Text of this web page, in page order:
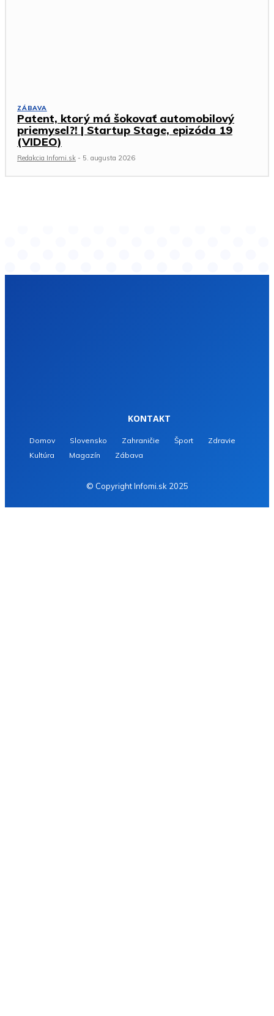
ZÁBAVA
Patent, ktorý má šokovať automobilový
priemysel?! | Startup Stage, epizóda 19
(VIDEO)
Redakcia Infomi.sk - 5. augusta 2026
KONTAKT
Domov Slovensko Zahraničie Šport
Zdravie
Kultúra
Magazín Zábava
© Copyright Infomi.sk 2025